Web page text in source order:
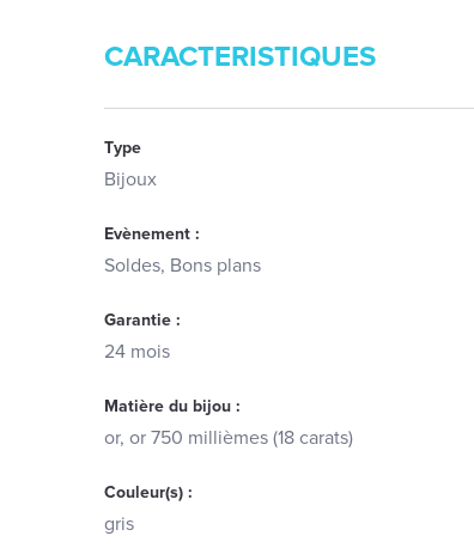
CARACTERISTIQUES
Type
Bijoux
Evènement :
Soldes, Bons plans
Garantie :
24 mois
Matière du bijou :
or, or 750 millièmes (18 carats)
Couleur(s) :
gris